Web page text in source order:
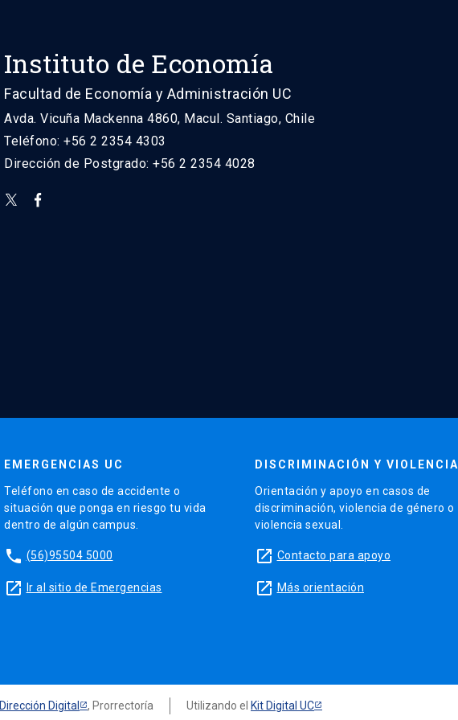
Instituto de Economía
Facultad de Economía y Administración UC
Avda. Vicuña Mackenna 4860, Macul. Santiago, Chile
Teléfono: +56 2 2354 4303
Dirección de Postgrado: +56 2 2354 4028
EMERGENCIAS UC
Teléfono en caso de accidente o
situación que ponga en riesgo tu vida
dentro de algún campus.
phone (56)95504 5000
launch Ir al sitio de Emergencias
DISCRIMINACIÓN Y VIOLENCIA
Orientación y apoyo en casos de
discriminación, violencia de género o
violencia sexual.
launch Contacto para apoyo
launch Más orientación
Dirección Digital , Prorrectoría Utilizando el Kit Digital UC